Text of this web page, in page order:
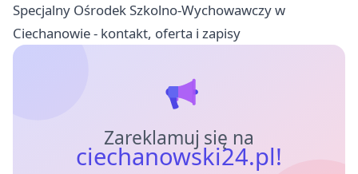
Specjalny Ośrodek Szkolno-Wychowawczy w
Ciechanowie - kontakt, oferta i zapisy
Zareklamuj się na
ciechanowski24.pl!